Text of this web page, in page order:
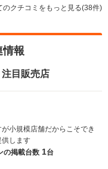
のクチコミをもっと見る(38件)
情報
目販売店
小規模店舗だからこそでき
供します
の掲載台数 1台